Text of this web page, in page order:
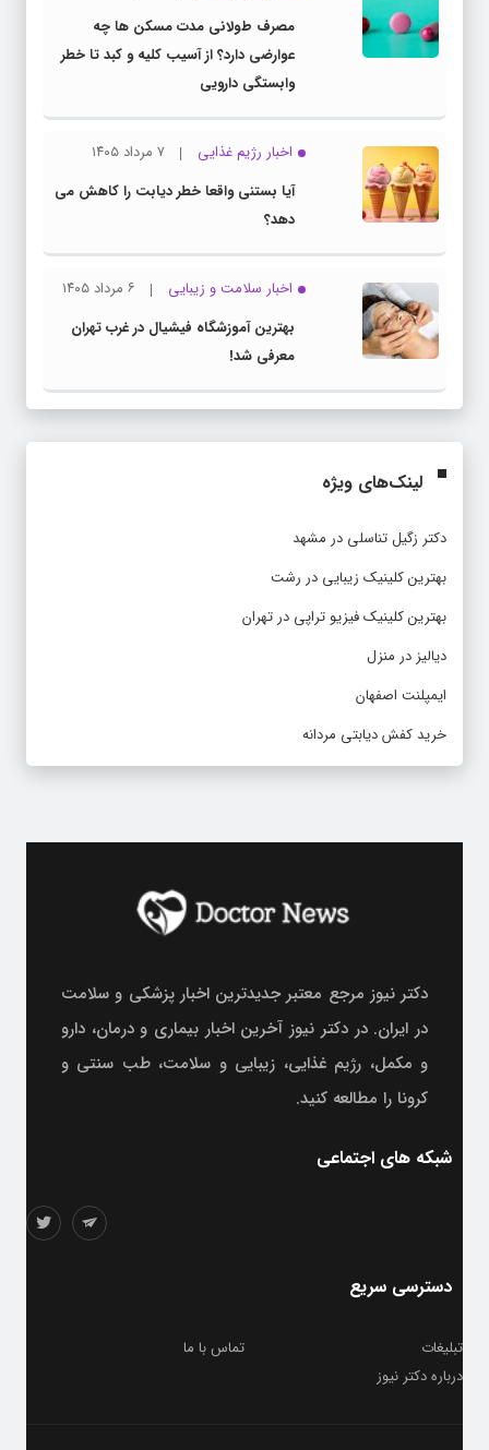
مصرف طولانی مدت مسکن ها چه
عوارضی دارد؟ از آسیب کلیه و کبد تا خطر
وابستگی دارویی
اخبار رژیم غذایی
۷ مرداد ۱۴۰۵
آیا بستنی واقعا خطر دیابت را کاهش می
دهد؟
اخبار سلامت و زیبایی
۶ مرداد ۱۴۰۵
بهترین آموزشگاه فیشیال در غرب تهران
معرفی شد!
لینک‌های ویژه
دکتر زگیل تناسلی در مشهد
بهترین کلینیک زیبایی در رشت
بهترین کلینیک فیزیو تراپی در تهران
دیالیز در منزل
ایمپلنت اصفهان
خرید کفش دیابتی مردانه
دکتر نیوز مرجع معتبر جدیدترین اخبار پزشکی و سلامت
در ایران. در دکتر نیوز آخرین اخبار بیماری و درمان، دارو
و مکمل، رژیم غذایی، زیبایی و سلامت، طب سنتی و
کرونا را مطالعه کنید.
شبکه های اجتماعی
دسترسی سریع
تبلیغات
تماس با ما
درباره دکتر نیوز